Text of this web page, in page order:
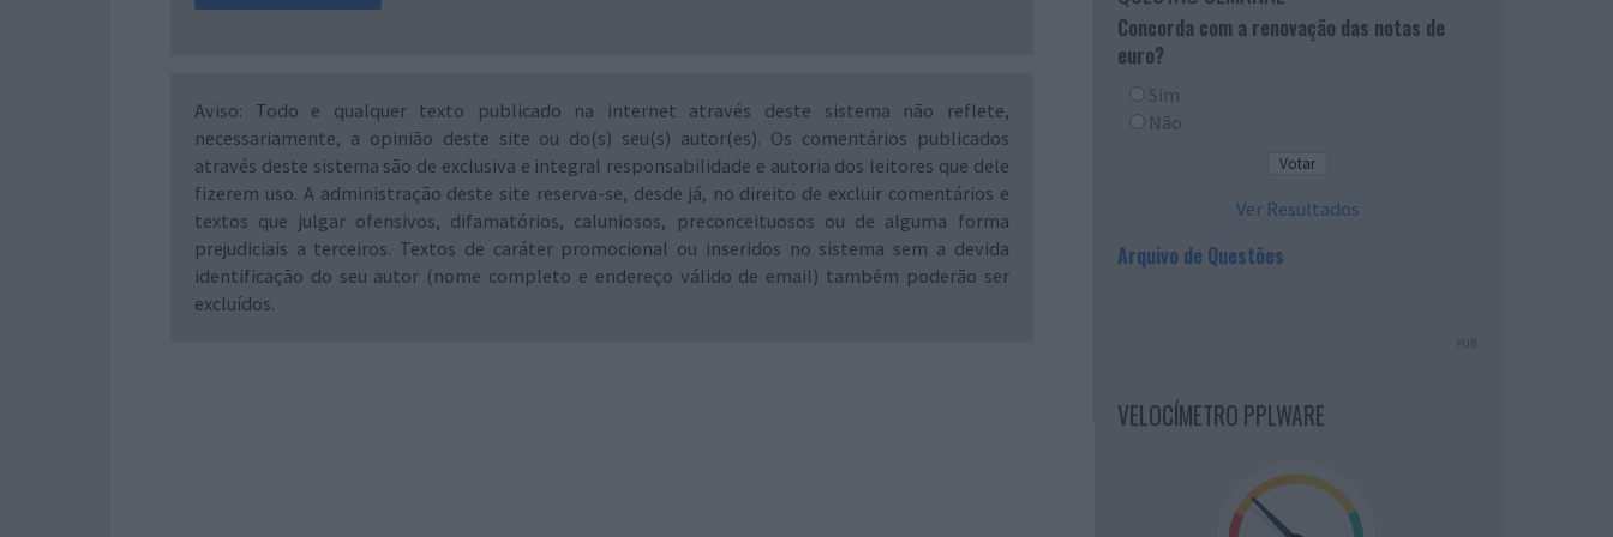
Aviso: Todo e qualquer texto publicado na internet através deste sistema não reflete,
necessariamente, a opinião deste site ou do(s) seu(s) autor(es). Os comentários publicados
através deste sistema são de exclusiva e integral responsabilidade e autoria dos leitores que dele
fizerem uso. A administração deste site reserva-se, desde já, no direito de excluir comentários e
textos que julgar ofensivos, difamatórios, caluniosos, preconceituosos ou de alguma forma
prejudiciais a terceiros. Textos de caráter promocional ou inseridos no sistema sem a devida
identificação do seu autor (nome completo e endereço válido de email) também poderão ser
excluídos.
Concorda com a renovação das notas de
euro?
Sim
Não
Ver Resultados
Arquivo de Questões
PUB
VELOCÍMETRO PPLWARE